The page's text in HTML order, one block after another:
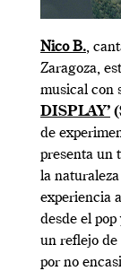
Nico B.,
Zaragoza,
musical con
DISPLAY’
de
presenta un
la
experiencia
desde el
un reflejo de
por no